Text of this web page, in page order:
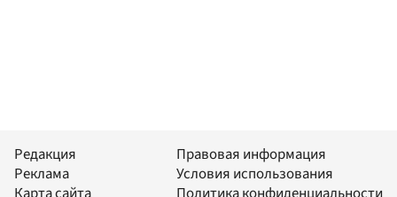
Редакция
Реклама
Правовая информация
Условия использования